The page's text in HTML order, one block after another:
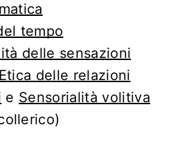
tempo
delle sensazioni
Etica delle relazioni
e Sensorialità volitiva